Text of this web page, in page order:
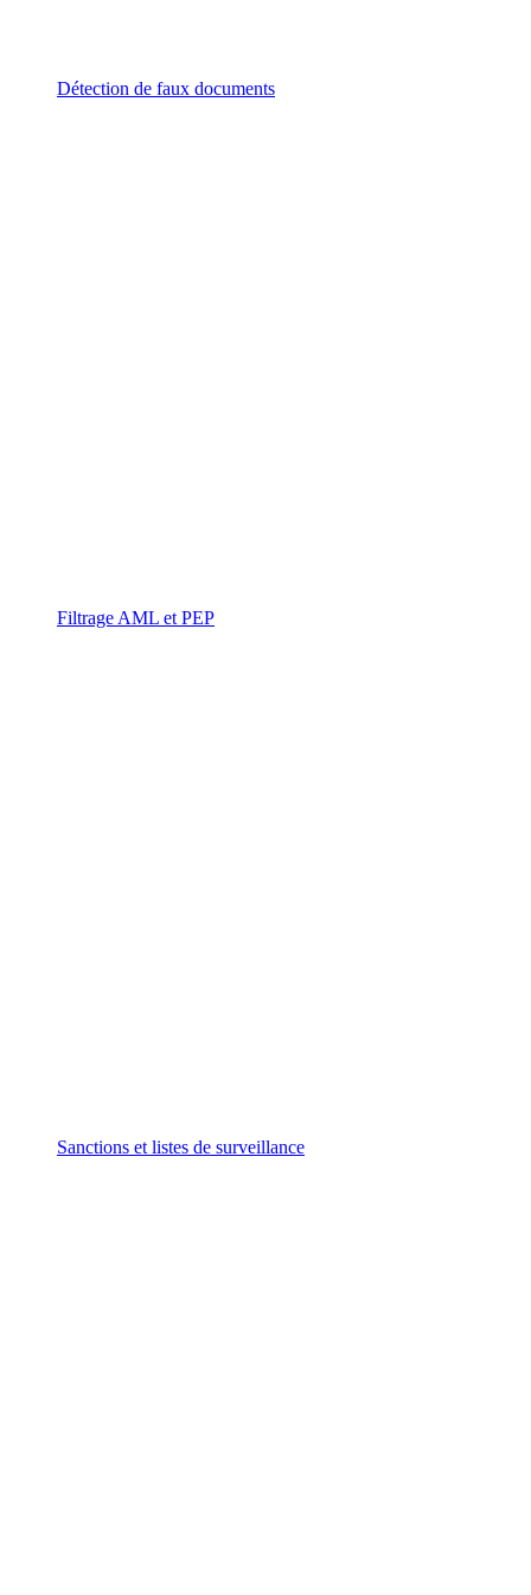
Détection de faux documents
Filtrage AML et PEP
Sanctions et listes de surveillance